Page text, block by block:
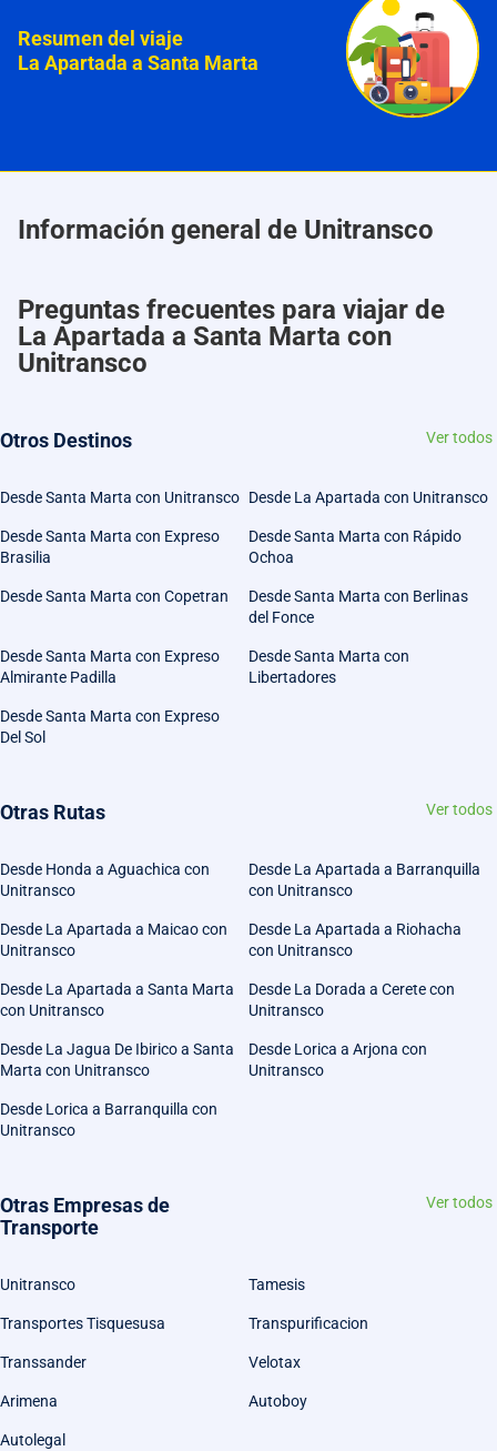
Resumen del viaje
La Apartada a Santa Marta
Información general de Unitransco
Preguntas frecuentes para viajar de
La Apartada a Santa Marta con
Unitransco
Otros Destinos Ver todos
Desde Santa Marta con Unitransco Desde La Apartada con Unitransco
Desde Santa Marta con Expreso
Brasilia
Desde Santa Marta con Rápido
Ochoa
Desde Santa Marta con Copetran
Desde Santa Marta con Berlinas
del Fonce
Desde Santa Marta con Expreso
Almirante Padilla
Desde Santa Marta con
Libertadores
Desde Santa Marta con Expreso
Del Sol
Otras Rutas Ver todos
Desde Honda a Aguachica con
Unitransco
Desde La Apartada a Barranquilla
con Unitransco
Desde La Apartada a Maicao con
Unitransco
Desde La Apartada a Riohacha
con Unitransco
Desde La Apartada a Santa Marta
con Unitransco
Desde La Dorada a Cerete con
Unitransco
Desde La Jagua De Ibirico a Santa
Marta con Unitransco
Desde Lorica a Arjona con
Unitransco
Desde Lorica a Barranquilla con
Unitransco
Otras Empresas de
Transporte
Ver todos
Unitransco Tamesis
Transportes Tisquesusa Transpurificacion
Transsander Velotax
Arimena Autoboy
Autolegal